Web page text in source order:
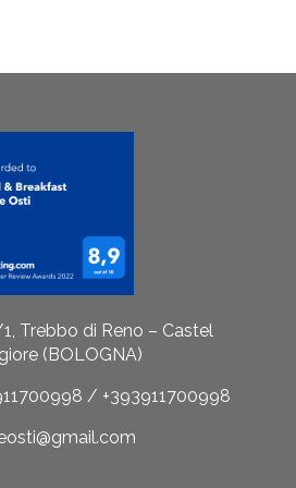
Trebbo di Reno – Castel
(BOLOGNA)
/ +393911700998